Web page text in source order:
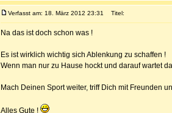
Verfasst am: 18. März 2012 23:31 Titel:
Na das ist doch schon was !
Es ist wirklich wichtig sich Ablenkung zu schaffen !
Wenn man nur zu Hause hockt und darauf wartet
Mach Deinen Sport weiter, triff Dich mit Freunden
Alles Gute !